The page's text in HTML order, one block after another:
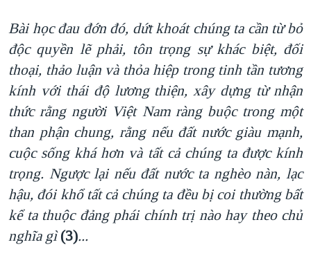
Bài học đau đớn đó, dứt khoát chúng ta cầntừ bỏ
độc quyền lẽ phải, tôn trọng sự khác biệt, đối
thoại, thảo luận và thỏa hiệp trong tinh tần tương
kính với thái độ lương thiện, xây dựng từ nhận
thức rằng người ViệtNam ràng buộc trong một
than phận chung, rằng nếu đất nước giàu mạnh,
cuộc sống khá hơn và tất cả chúng ta được kính
trọng. Ngược lại nếu đất nước ta nghèo nàn, lạc
hậu, đói khổ tất cả chúng ta đều bị coi thường bất
kể ta thuộc đảng phái chính trị nào hay theo chủ
nghĩa gì (3)...